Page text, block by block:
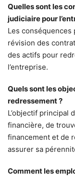
Quelles sont les
judiciaire pour
Les
révision des
des actifs pour
l’entreprise.
Quels sont les
redressement ?
L’objectif principal
financière, de
financement et de
assurer sa
Comment les